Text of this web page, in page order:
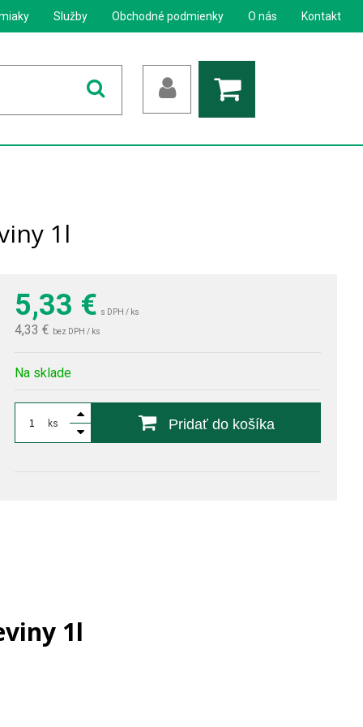
Služby Obchodné podmienky O nás Kontakt
1l
5,33 € s DPH / ks
4,33 € bez DPH / ks
Na sklade
ks Pridať do košíka
1l